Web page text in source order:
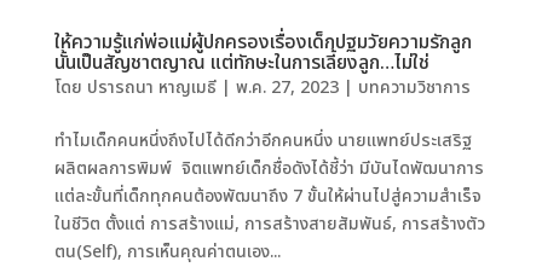
ให้ความรู้แก่พ่อแม่ผู้ปกครองเรื่องเด็กปฐมวัยความรักลูก
นั้นเป็นสัญชาตญาณ แต่ทักษะในการเลี้ยงลูก…ไม่ใช่
โดย ปรารถนา หาญเมธี| พ.ค. 27, 2023| บทความวิชาการ
ทำไมเด็กคนหนึ่งถึงไปได้ดีกว่าอีกคนหนึ่ง นายแพทย์ประเสริฐ
ผลิตผลการพิมพ์ จิตแพทย์เด็กชื่อดังได้ชี้ว่า มีบันไดพัฒนาการ
แต่ละขั้นที่เด็กทุกคนต้องพัฒนาถึง 7 ขั้นให้ผ่านไปสู่ความสำเร็จ
ในชีวิต ตั้งแต่ การสร้างแม่, การสร้างสายสัมพันธ์, การสร้างตัว
ตน(Self), การเห็นคุณค่าตนเอง...